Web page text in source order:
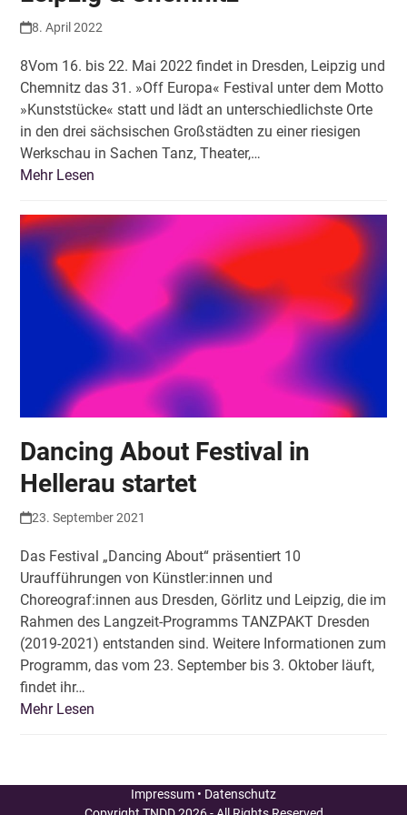
8. April 2022
8Vom 16. bis 22. Mai 2022 findet in Dresden, Leipzig und
Chemnitz das 31. »Off Europa« Festival unter dem Motto
»Kunststücke« statt und lädt an unterschiedlichste Orte
in den drei sächsischen Großstädten zu einer riesigen
Werkschau in Sachen Tanz, Theater,…
Mehr Lesen
Dancing About Festival in
Hellerau startet
23. September 2021
Das Festival „Dancing About“ präsentiert 10
Uraufführungen von Künstler:innen und
Choreograf:innen aus Dresden, Görlitz und Leipzig, die im
Rahmen des Langzeit-Programms TANZPAKT Dresden
(2019-2021) entstanden sind. Weitere Informationen zum
Programm, das vom 23. September bis 3. Oktober läuft,
findet ihr…
Mehr Lesen
Impressum • Datenschutz